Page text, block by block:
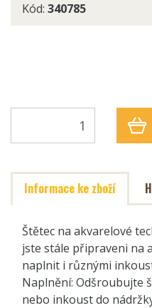
Kód: 340785
Informace ke zboží
Štětec na akvarelové
jste stále připraveni na
naplnit i různými
Naplnění: Odšroubujte
nebo inkoust do